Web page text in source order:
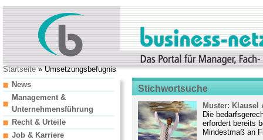
Startseite» Umsetzungsbefugnis
Stichwortsuche
Muster: Klausel
Die
erfordert bereits
Mindestmaß an
News
Management &
Unternehmensführung
Recht & Urteile
Job & Karriere